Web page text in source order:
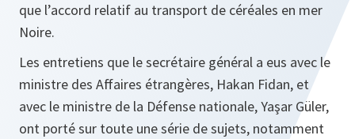
que l’accord relatif au transport de céréales en mer
Noire.
Les entretiens que le secrétaire général a eus avec le
ministre des Affaires étrangères, Hakan Fidan, et
avec le ministre de la Défense nationale, Yaşar Güler,
ont porté sur toute une série de sujets, notamment